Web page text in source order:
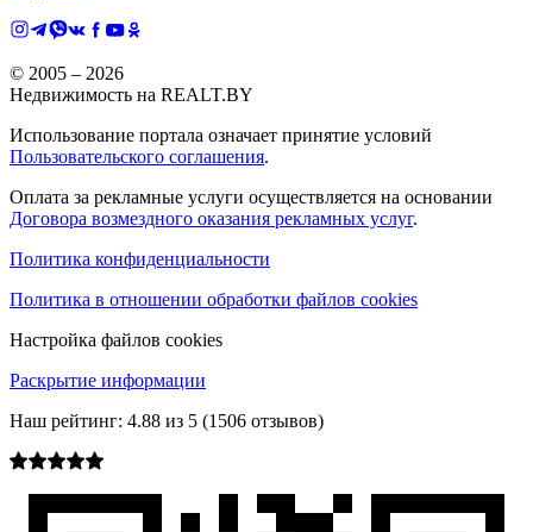
© 2005 – 2026
Недвижимость на REALT.BY
Использование портала означает принятие условий
Пользовательского соглашения.
Оплата за рекламные услуги осуществляется на основании
Договора возмездного оказания рекламных услуг.
Политика конфиденциальности
Политика в отношении обработки файлов cookies
Настройка файлов cookies
Раскрытие информации
Наш рейтинг: 4.88 из 5 (1506 отзывов)